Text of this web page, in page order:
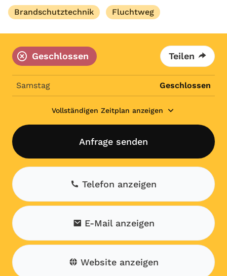
Brandschutztechnik Fluchtweg
Geschlossen Teilen
Samstag Geschlossen
Vollständigen Zeitplan anzeigen
Anfrage senden
Telefon anzeigen
E-Mail anzeigen
Website anzeigen